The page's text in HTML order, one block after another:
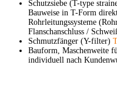
Schutzsiebe (T-type
Bauweise in T-Form
Rohrleitungssysteme
Flanschanschluss /
Schmutzfänger (Y-filter)
Bauform, Maschenweite
individuell nach